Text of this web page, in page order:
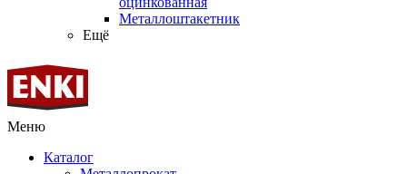
Металлоштакетник
Ещё
Меню
Каталог